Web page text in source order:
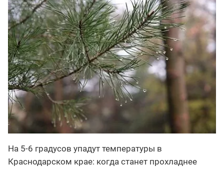
На 5-6 градусов упадут температуры в
Краснодарском крае: когда станет прохладнее